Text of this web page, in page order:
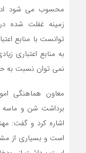
محسوب می شود
زمینه غفلت شده
توانست با منابع
به منابع اعتباری
نمی توان نسبت به
معاون هماهنگی
برداشت شن و ماسه
اشاره کرد و گفت:
است و بسیاری از